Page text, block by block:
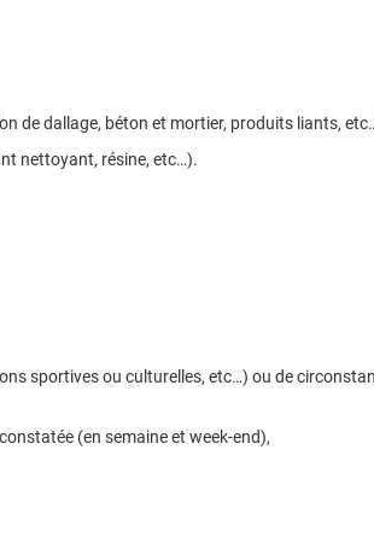
de dallage, béton et mortier, produits liants,
nettoyant, résine, etc…).
sportives ou culturelles, etc…) ou de
(en semaine et week-end),